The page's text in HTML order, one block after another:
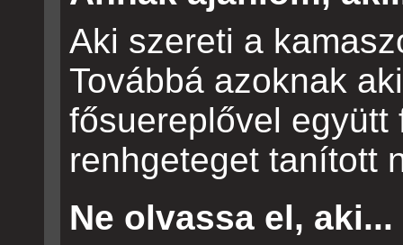
Aki szereti a
Továbbá azoknak
fősuereplővel együtt
renhgeteget tanított
Ne olvassa el, aki...